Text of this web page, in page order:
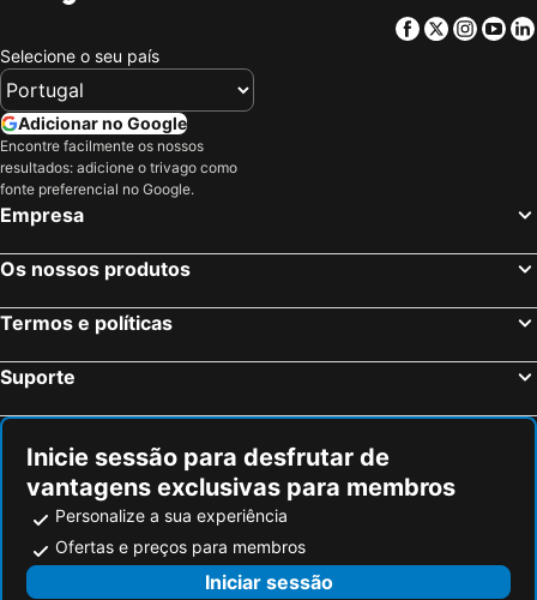
Super Hotel JR Nara Ekimae Sanjo Dori
APA Hotel Kintetsu Nara Ekimae
Bakery Hotel Chateau D'or
Facebook
Twitter
Selecione o seu país
Adicionar no Google
Encontre facilmente os nossos
resultados: adicione o trivago como
fonte preferencial no Google.
Empresa
Os nossos produtos
Termos e políticas
Suporte
Inicie sessão para desfrutar de
vantagens exclusivas para membros
Personalize a sua experiência
Ofertas e preços para membros
Iniciar sessão